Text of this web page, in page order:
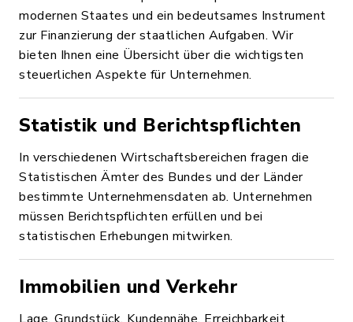
modernen Staates und ein bedeutsames Instrument
zur Finanzierung der staatlichen Aufgaben. Wir
bieten Ihnen eine Übersicht über die wichtigsten
steuerlichen Aspekte für Unternehmen.
Statistik und Berichtspflichten
In verschiedenen Wirtschaftsbereichen fragen die
Statistischen Ämter des Bundes und der Länder
bestimmte Unternehmensdaten ab. Unternehmen
müssen Berichtspflichten erfüllen und bei
statistischen Erhebungen mitwirken.
Immobilien und Verkehr